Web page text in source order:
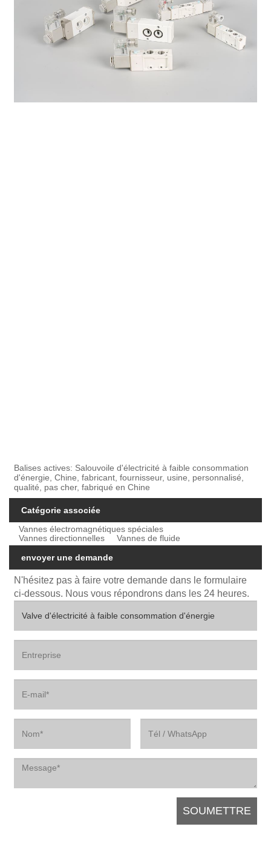
Balises actives: Salouvoile d'électricité à faible consommation
d'énergie, Chine, fabricant, fournisseur, usine, personnalisé,
qualité, pas cher, fabriqué en Chine
Catégorie associée
Vannes électromagnétiques spéciales
Vannes directionnelles
Vannes de fluide
envoyer une demande
N'hésitez pas à faire votre demande dans le formulaire
ci-dessous. Nous vous répondrons dans les 24 heures.